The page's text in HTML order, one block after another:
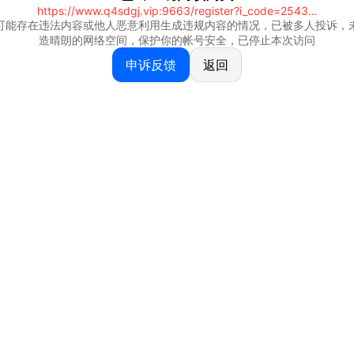
https://www.q4sdgj.vip:9663/register?i_code=25430844
能存在违法内容或他人恶意利用生成违规内容的情况，已被多人投诉，
造晴朗的网络空间，保护你的帐号安全，已停止本次访问
申诉反馈 返回